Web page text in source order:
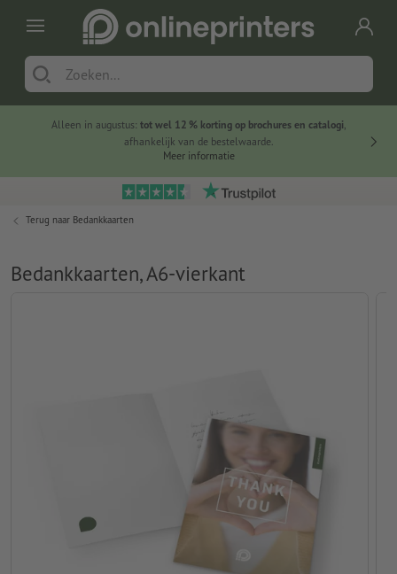
Alleen in augustus: tot wel 12 % korting op brochures en catalogi,
afhankelijk van de bestelwaarde.
Meer informatie
Terug naar Bedankkaarten
Bedankkaarten, A6-vierkant